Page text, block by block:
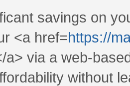
savings on
<a href=https://
a> via a web-
without